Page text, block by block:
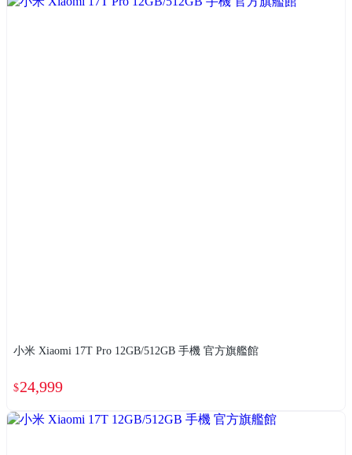
小米 Xiaomi 17T Pro 12GB/512GB 手機 官方旗艦館
$24,999